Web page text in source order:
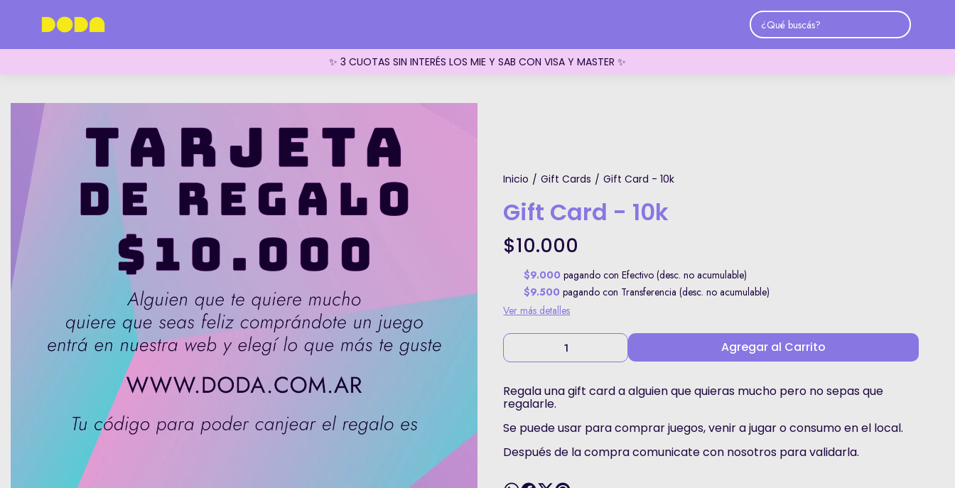
✨ 3 CUOTAS SIN INTERÉS LOS MIE Y SAB CON VISA Y MASTER ✨
Inicio / Gift Cards / Gift Card - 10k
Gift Card - 10k
$10.000
$9.000 pagando con Efectivo (desc. no acumulable)
$9.500 pagando con Transferencia (desc. no acumulable)
Ver más detalles
Agregar al Carrito
Regala una gift card a alguien que quieras mucho pero no sepas que
regalarle.
Se puede usar para comprar juegos, venir a jugar o consumo en el local.
Después de la compra comunicate con nosotros para validarla.